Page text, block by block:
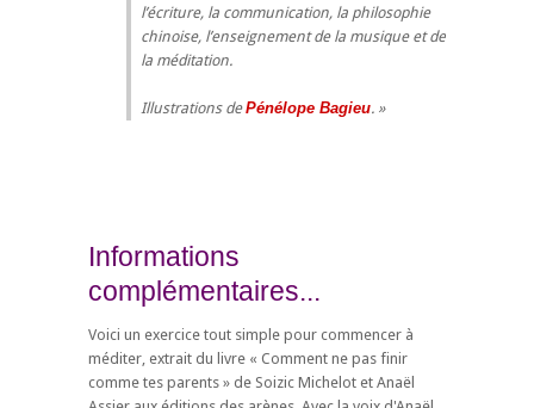
l’écriture, la communication, la philosophie
chinoise, l’enseignement de la musique et de
la méditation.
Illustrations dePénélope Bagieu.
Informations
complémentaires...
Voici un exercice tout simple pour commencer à
méditer, extrait du livre « Comment ne pas finir
comme tes parents » de Soizic Michelot et Anaël